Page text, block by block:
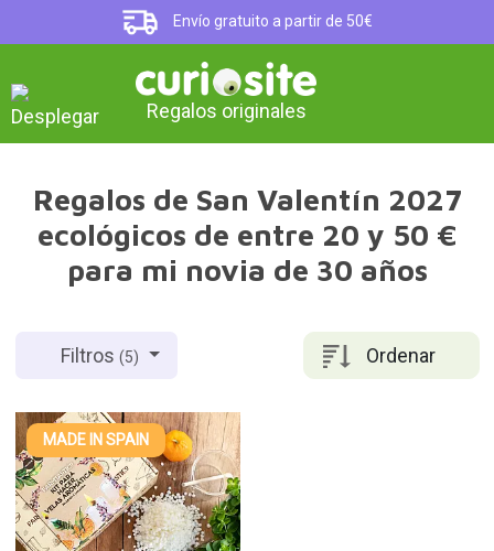
Envío gratuito a partir de 50€
Regalos originales
Regalos de San Valentín 2027
ecológicos de entre 20 y 50 €
para mi novia de 30 años
Ordenar
Filtros(5)
MADE IN SPAIN